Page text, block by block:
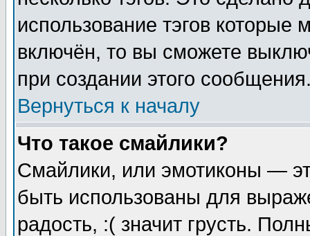
использование тэгов
включён, то вы сможете
при создании этого
Вернуться к началу
Что такое смайлики?
Смайлики, или эмотиконы —
быть использованы для
радость, :( значит грусть.